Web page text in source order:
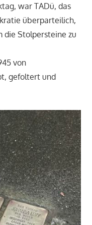
war TADü, das
überparteilich,
die Stolpersteine zu
von
gefoltert und